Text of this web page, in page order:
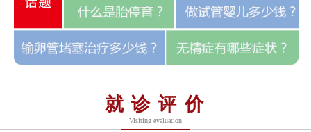
就诊评价
Visiting evaluation